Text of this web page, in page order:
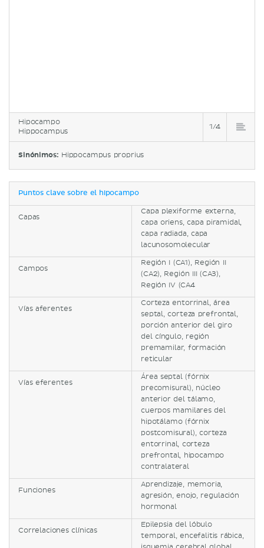
Hipocampo
Hippocampus
1/4
Sinónimos: Hippocampus proprius
Puntos clave sobre el hipocampo
Capas
Capa plexiforme externa,
capa oriens, capa piramidal,
capa radiada, capa
lacunosomolecular
Campos
Región I (CA1), Región II
(CA2), Región III (CA3),
Región IV (CA4
Vías aferentes
Corteza entorrinal, área
septal, corteza prefrontal,
porción anterior del giro
del cíngulo, región
premamilar, formación
reticular
Vías eferentes
Área septal (fórnix
precomisural), núcleo
anterior del tálamo,
cuerpos mamilares del
hipotálamo (fórnix
postcomisural), corteza
entorrinal, corteza
prefrontal, hipocampo
contralateral
Funciones
Aprendizaje, memoria,
agresión, enojo, regulación
hormonal
Correlaciones clínicas
Epilepsia del lóbulo
temporal, encefalitis rábica,